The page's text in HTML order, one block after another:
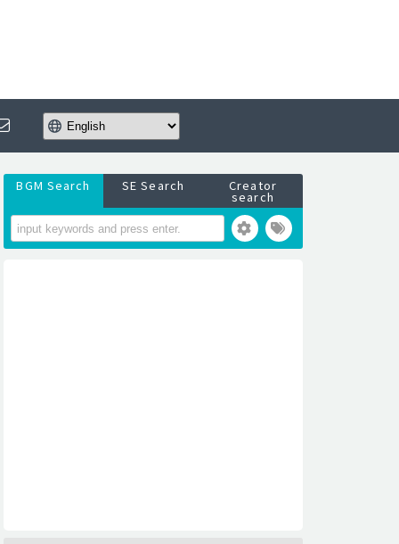
BGM Search SE Search Creator
search